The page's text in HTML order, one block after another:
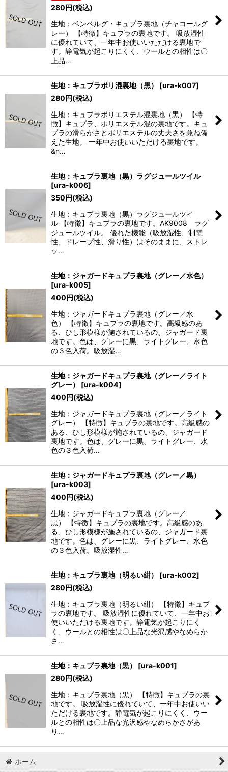
280円(税込)
生地：ベンベルグ・キュプラ裏地（チャコールグ
レー） 【特徴】キュプラの裏地です。 吸放湿性
に優れていて、一年中お使いいただける裏地で
す。静電気が起こりにくく、ウールとの相性は〇
上品…
生地：キュプラポリ混裏地（黒） [ura-k007]
280円(税込)
生地：キュプラポリエステル混裏地（黒） 【特
徴】キュプラ、ポリエステル混の裏地です。キュ
プラの滑らかさとポリエステルの丈夫さを兼ね備
えた生地。 一年中お使いいただける裏地です。
&n…
生地：キュプラ裏地（黒）ラグジュールツイル
[ura-k006]
350円(税込)
生地：キュプラ裏地（黒）ラグジュールツイ
ル 【特徴】キュプラの裏地です。AK9008 ラグ
ジュールツイル。 優れた機能（吸放湿性、制電
性、ドレープ性、滑り性）はそのままに、ストレ
ッ…
生地：ジャガードキュプラ裏地（グレー／水色）
[ura-k005]
400円(税込)
生地：ジャガードキュプラ裏地（グレー／水
色） 【特徴】キュプラの裏地です。高級感のあ
る、ひし形模様が施されているの、ジャガード裏
地です。色は、グレーに黒、ライトグレー、水色
の３色入荷。吸放湿…
生地：ジャガードキュプラ裏地（グレー／ライト
グレー）
[ura-k004]
400円(税込)
生地：ジャガードキュプラ裏地（グレー／ライト
グレー） 【特徴】キュプラの裏地です。高級感の
ある、ひし形模様が施されているの、ジャガード
裏地です。色は、グレーに黒、ライトグレー、水
色の３色入荷…
生地：ジャガードキュプラ裏地（グレー／黒）
[ura-k003]
400円(税込)
生地：ジャガードキュプラ裏地（グレー／
黒） 【特徴】キュプラの裏地です。高級感のあ
る、ひし形模様が施されているの、ジャガード裏
地です。色は、グレーに黒、ライトグレー、水色
の３色入荷。吸放湿性…
生地：キュプラ裏地（明るい紺） [ura-k002]
280円(税込)
生地：キュプラ裏地（明るい紺） 【特徴】キュプ
ラの裏地です。 吸放湿性に優れていて、一年中お
使いいただける裏地です。静電気が起こりにく
く、ウールとの相性は〇上品な光沢感やなめらか
さ…
生地：キュプラ裏地（黒） [ura-k001]
280円(税込)
生地：キュプラ裏地（黒） 【特徴】キュプラの裏
地です。 吸放湿性に優れていて、一年中お使いい
ただける裏地です。静電気が起こりにくく、ウー
ルとの相性は〇上品な光沢感やなめらかさがあ
り…
ホーム